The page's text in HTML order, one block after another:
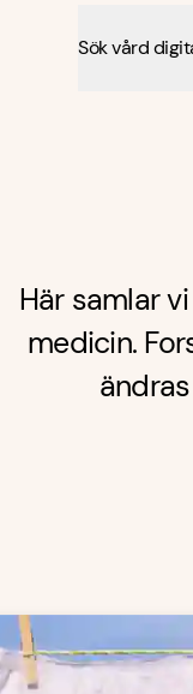
Sök vård
Här samlar
medicin.